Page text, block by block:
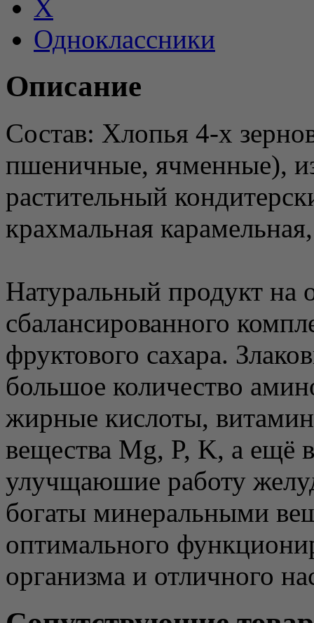
X
Одноклассники
Описание
Состав: Хлопья 4-х
пшеничные, ячменные),
растительный
крахмальная
Натуральный продукт на
сбалансированного
фруктового сахара.
большое количество
жирные кислоты,
вещества Mg, P, K, а ещё
улучщаюшие работу
богаты минеральными
оптимального
организма и отличного